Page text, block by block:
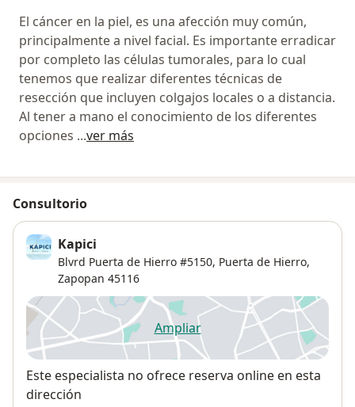
El cáncer en la piel, es una afección muy común,
principalmente a nivel facial. Es importante erradicar
por completo las células tumorales, para lo cual
tenemos que realizar diferentes técnicas de
resección que incluyen colgajos locales o a distancia.
Al tener a mano el conocimiento de los diferentes
opciones ...ver más
Consultorio
Kapici
Blvrd Puerta de Hierro #5150, Puerta de Hierro,
Zapopan 45116
Ampliarse abre en una nueva
Disponibilidad
Este especialista no ofrece reserva online en esta
dirección